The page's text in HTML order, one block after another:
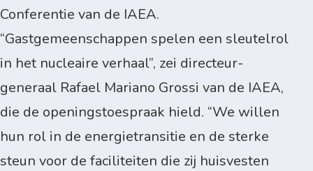
Conferentie van de IAEA.
“Gastgemeenschappen spelen een sleutelrol
in het nucleaire verhaal”, zei directeur-
generaal Rafael Mariano Grossi van de IAEA,
die de openingstoespraak hield. “We willen
hun rol in de energietransitie en de sterke
steun voor de faciliteiten die zij huisvesten